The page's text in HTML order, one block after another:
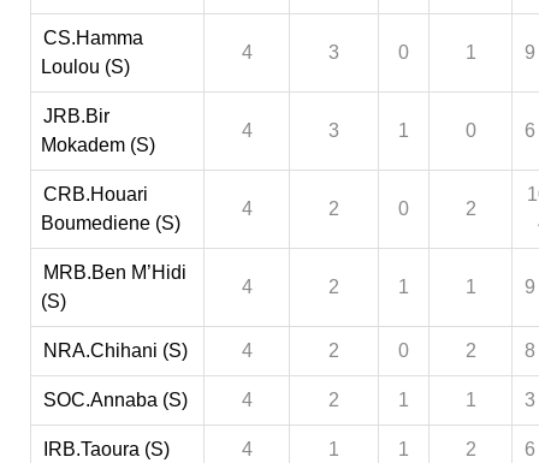
CS.Hamma
Loulou (S)
4 3 0 1 9
JRB.Bir
Mokadem (S)
4 3 1 0 6
CRB.Houari
Boumediene (S)
4 2 0 2
MRB.Ben M’Hidi
(S)
4 2 1 1 9
NRA.Chihani (S) 4 2 0 2 8
SOC.Annaba (S) 4 2 1 1 3
IRB.Taoura (S) 4 1 1 2 6